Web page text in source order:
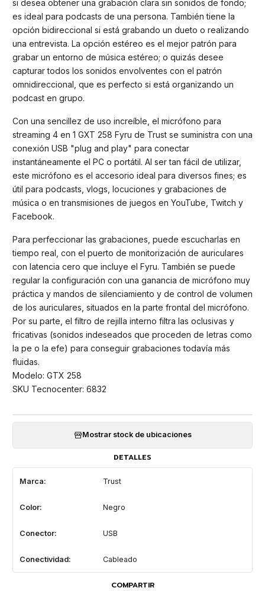
si desea obtener una grabación clara sin sonidos de fondo;
es ideal para podcasts de una persona. También tiene la
opción bidireccional si está grabando un dueto o realizando
una entrevista. La opción estéreo es el mejor patrón para
grabar un entorno de música estéreo; o quizás desee
capturar todos los sonidos envolventes con el patrón
omnidireccional, que es perfecto si está organizando un
podcast en grupo.
Con una sencillez de uso increíble, el micrófono para
streaming 4 en 1 GXT 258 Fyru de Trust se suministra con una
conexión USB "plug and play" para conectar
instantáneamente el PC o portátil. Al ser tan fácil de utilizar,
este micrófono es el accesorio ideal para diversos fines; es
útil para podcasts, vlogs, locuciones y grabaciones de
música o en transmisiones de juegos en YouTube, Twitch y
Facebook.
Para perfeccionar las grabaciones, puede escucharlas en
tiempo real, con el puerto de monitorización de auriculares
con latencia cero que incluye el Fyru. También se puede
regular la configuración con una ganancia de micrófono muy
práctica y mandos de silenciamiento y de control de volumen
de los auriculares, situados en la parte frontal del micrófono.
Por su parte, el filtro de rejilla interno filtra las oclusivas y
fricativas (sonidos indeseados que proceden de letras como
la pe o la efe) para conseguir grabaciones todavía más
fluidas.
Modelo: GTX 258
SKU Tecnocenter: 6832
Mostrar stock de ubicaciones
DETALLES
Marca: Trust
Color: Negro
Conector: USB
Conectividad: Cableado
COMPARTIR